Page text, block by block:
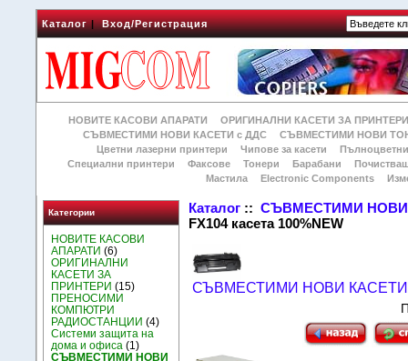
Каталог|Вход/Регистрация
НОВИТЕ КАСОВИ АПАРАТИ
ОРИГИНАЛНИ КАСЕТИ ЗА
СЪВМЕСТИМИ НОВИ КАСЕТИ с ДДС
СЪВМЕСТИМИ НОВИ
Цветни лазерни принтери
Чипове за касети
Специални принтери
Факсове Тонери Барабани
Мастила
Electronic Components
Категории
НОВИТЕ КАСОВИ
АПАРАТИ (6)
ОРИГИНАЛНИ
КАСЕТИ ЗА
ПРИНТЕРИ (15)
ПРЕНОСИМИ
КОМПЮТРИ
РАДИОСТАНЦИИ (4)
Системи защита на
дома и офиса (1)
СЪВМЕСТИМИ НОВИ
Каталог ::СЪВМЕСТИМИ НОВИ
FX104 касета 100%NEW
СЪВМЕСТИМИ НОВИ КАСЕТИ